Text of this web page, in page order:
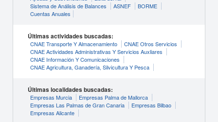
Sistema de Análisis de Balances
ASNEF
BORME
Cuentas Anuales
Últimas actividades buscadas:
CNAE Transporte Y Almacenamiento
CNAE Otros Servicios
CNAE Actividades Administrativas Y Servicios Auxliares
CNAE Información Y Comunicaciones
CNAE Agricultura, Ganadería, Silvicultura Y Pesca
Últimas localidades buscadas:
Empresas Murcia
Empresas Palma de Mallorca
Empresas Las Palmas de Gran Canaria
Empresas Bilbao
Empresas Alicante